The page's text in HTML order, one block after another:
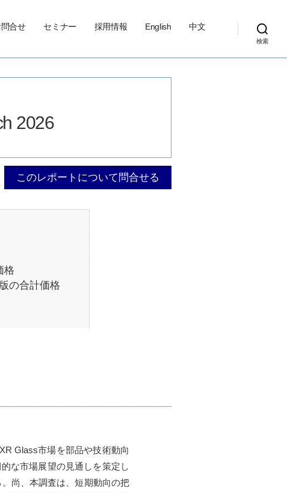
合せ セミナー 採用情報 English 中文
検索
2026
このレポートについて問合せる
格
の合計価格
Glass市場を部品や技術動向
な市場展望の見通しを策定し
尚、本調査は、短期動向の把